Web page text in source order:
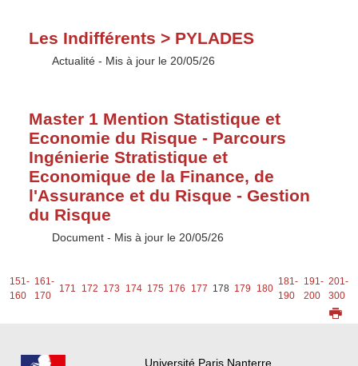
Les Indifférents > PYLADES
Type :
Actualité - Mis à jour le 20/05/26
Master 1 Mention Statistique et
Economie du Risque - Parcours
Ingénierie Stratistique et
Economique de la Finance, de
l'Assurance et du Risque - Gestion
du Risque
Type :
Document - Mis à jour le 20/05/26
151-
160
161-
170
171 172 173 174 175 176 177 178 179 180
181-
190
191-
200
201-
300
Université Paris Nanterre